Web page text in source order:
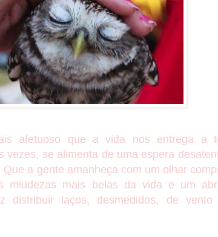
afetuoso que a vida nos entrega a
vezes, se alimenta de uma espera
a gente amanheça com um olhar
miudezas mais belas da vida e um
distribuir laços, desmedidos, de vento